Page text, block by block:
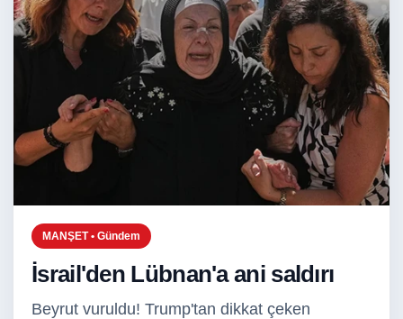
MANŞET • Gündem
İsrail'den Lübnan'a ani saldırı
Beyrut vuruldu! Trump'tan dikkat çeken